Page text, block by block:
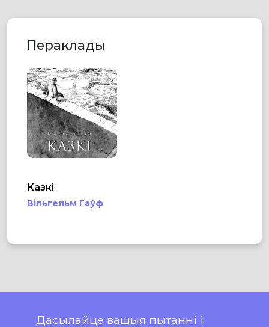
Пераклады
Казкі
Вільгельм Гаўф
Дасылайце вашыя пытанні і